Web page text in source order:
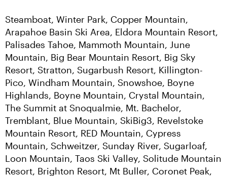
Steamboat, Winter Park, Copper Mountain,
Arapahoe Basin Ski Area, Eldora Mountain Resort,
Palisades Tahoe, Mammoth Mountain, June
Mountain, Big Bear Mountain Resort, Big Sky
Resort, Stratton, Sugarbush Resort, Killington-
Pico, Windham Mountain, Snowshoe, Boyne
Highlands, Boyne Mountain, Crystal Mountain,
The Summit at Snoqualmie, Mt. Bachelor,
Tremblant, Blue Mountain, SkiBig3, Revelstoke
Mountain Resort, RED Mountain, Cypress
Mountain, Schweitzer, Sunday River, Sugarloaf,
Loon Mountain, Taos Ski Valley, Solitude Mountain
Resort, Brighton Resort, Mt Buller, Coronet Peak,